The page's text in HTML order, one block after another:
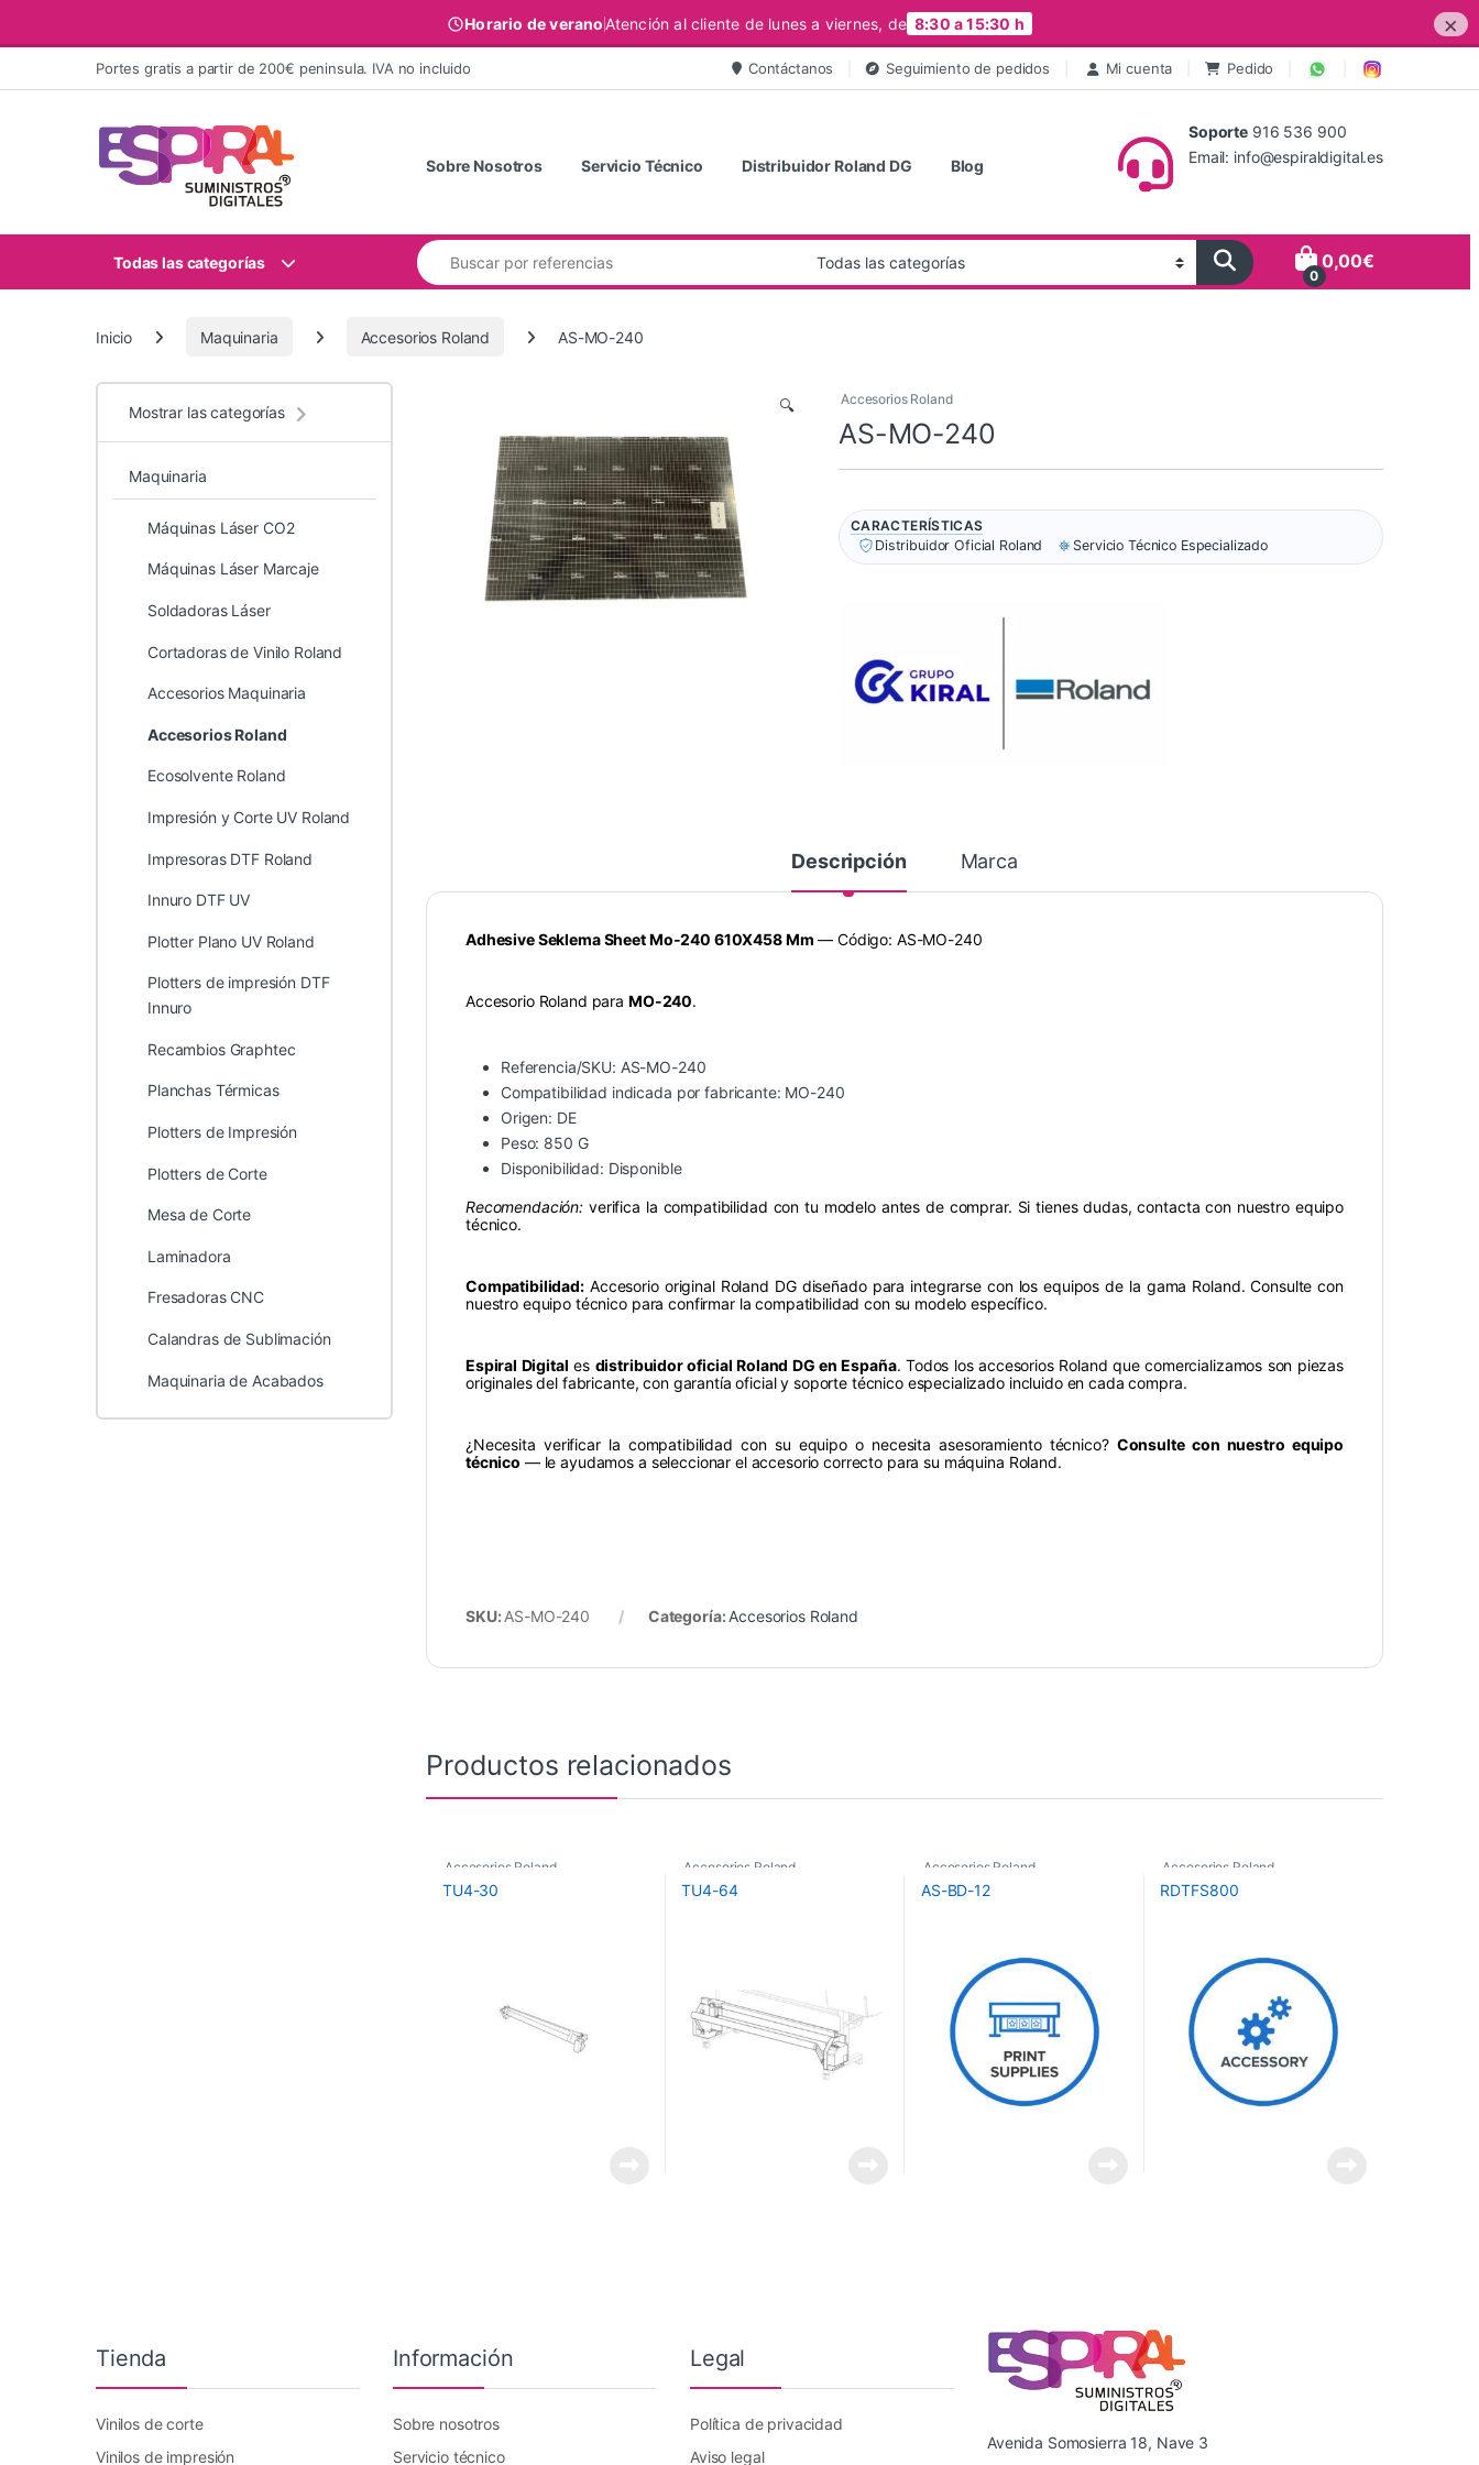
Horario de veranoAtención al cliente de lunes a viernes, de 8:30 a 15:30 h ×
Ir al contenidoPortes gratis a partir de 200€ peninsula. IVA no incluido Contáctanos Seguimiento de pedidos Mi cuenta Pedido
Sobre Nosotros Servicio Técnico Distribuidor Roland DG Blog
Soporte 916 536 900
Email: info@espiraldigital.es
Todas las categorías
Buscar:
0
0,00€
Inicio Maquinaria Accesorios Roland AS-MO-240
🔍 Accesorios Roland
AS-MO-240
CARACTERÍSTICAS
Distribuidor Oficial Roland
Servicio Técnico Especializado
Descripción Marca
Adhesive Seklema Sheet Mo-240 610X458 Mm — Código: AS-MO-240
Accesorio Roland para MO-240.
Referencia/SKU: AS-MO-240
Compatibilidad indicada por fabricante: MO-240
Origen: DE
Peso: 850 G
Disponibilidad: Disponible
Recomendación: verifica la compatibilidad con tu modelo antes de comprar. Si tienes dudas, contacta con nuestro equipo
técnico.
Compatibilidad:Accesorio original Roland DG diseñado para integrarse con los equipos de la gama Roland. Consulte con
nuestro equipo técnico para confirmar la compatibilidad con su modelo específico.
Espiral Digital es distribuidor oficial Roland DG en España. Todos los accesorios Roland que comercializamos son piezas
originales del fabricante, con garantía oficial y soporte técnico especializado incluido en cada compra.
¿Necesita verificar la compatibilidad con su equipo o necesita asesoramiento técnico? Consulte con nuestro equipo
técnico — le ayudamos a seleccionar el accesorio correcto para su máquina Roland.
SKU: AS-MO-240 Categoría: Accesorios Roland
Productos relacionados
Accesorios Roland
TU4-30
Accesorios Roland
TU4-64
Accesorios Roland
AS-BD-12
Accesorios Roland
RDTFS800
Mostrar las categorías
Maquinaria
Máquinas Láser CO2
Máquinas Láser Marcaje
Soldadoras Láser
Cortadoras de Vinilo Roland
Accesorios Maquinaria
Accesorios Roland
Ecosolvente Roland
Impresión y Corte UV Roland
Impresoras DTF Roland
Innuro DTF UV
Plotter Plano UV Roland
Plotters de impresión DTF
Innuro
Recambios Graphtec
Planchas Térmicas
Plotters de Impresión
Plotters de Corte
Mesa de Corte
Laminadora
Fresadoras CNC
Calandras de Sublimación
Maquinaria de Acabados
Tienda
Vinilos de corte
Vinilos de impresión
Información
Sobre nosotros
Servicio técnico
Legal
Política de privacidad
Aviso legal
Avenida Somosierra 18, Nave 3